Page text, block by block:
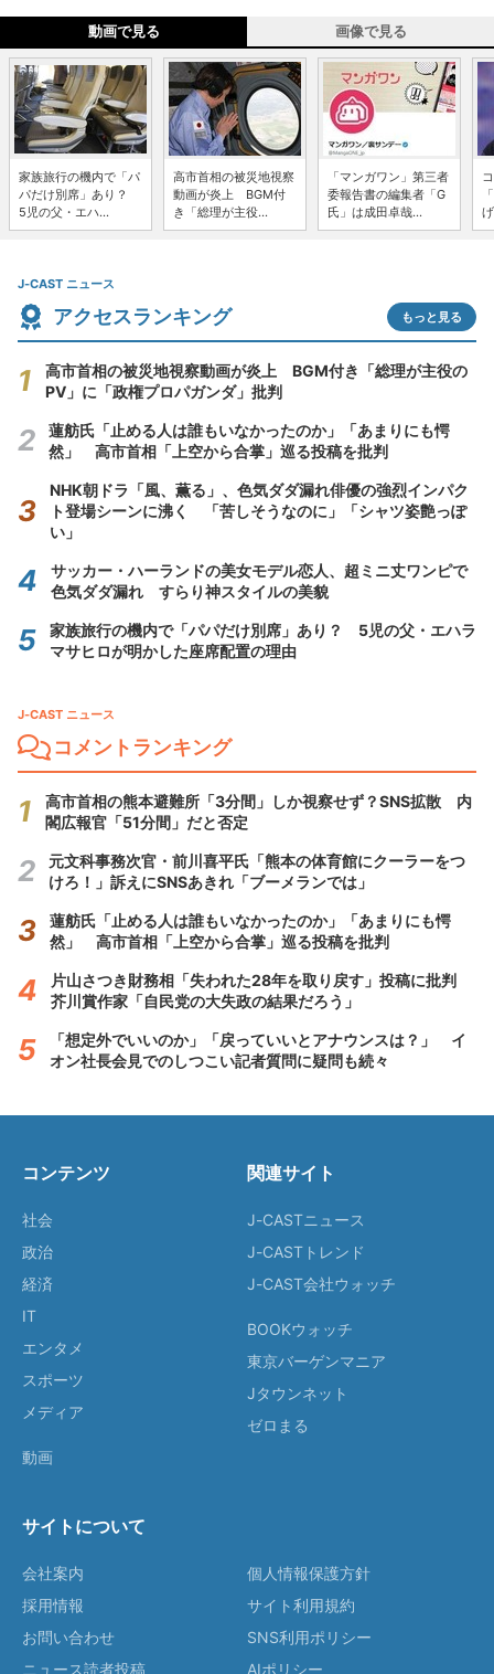
動画で見る 画像で見る
家族旅行の機内で「パ
パだけ別席」あり？
5児の父・エハ...
高市首相の被災地視察
動画が炎上 BGM付
き「総理が主役...
「マンガワン」第三者
委報告書の編集者「G
氏」は成田卓哉...
J-CAST ニュース
アクセスランキング もっと見る
高市首相の被災地視察動画が炎上 BGM付き「総理が主役の
PV」に「政権プロパガンダ」批判
蓮舫氏「止める人は誰もいなかったのか」「あまりにも愕
然」 高市首相「上空から合掌」巡る投稿を批判
NHK朝ドラ「風、薫る」、色気ダダ漏れ俳優の強烈インパク
ト登場シーンに沸く 「苦しそうなのに」「シャツ姿艶っぽ
い」
サッカー・ハーランドの美女モデル恋人、超ミニ丈ワンピで
色気ダダ漏れ すらり神スタイルの美貌
家族旅行の機内で「パパだけ別席」あり？ 5児の父・エハラ
マサヒロが明かした座席配置の理由
J-CAST ニュース
コメントランキング
高市首相の熊本避難所「3分間」しか視察せず？SNS拡散 内
閣広報官「51分間」だと否定
元文科事務次官・前川喜平氏「熊本の体育館にクーラーをつ
けろ！」訴えにSNSあきれ「ブーメランでは」
蓮舫氏「止める人は誰もいなかったのか」「あまりにも愕
然」 高市首相「上空から合掌」巡る投稿を批判
片山さつき財務相「失われた28年を取り戻す」投稿に批判
芥川賞作家「自民党の大失政の結果だろう」
「想定外でいいのか」「戻っていいとアナウンスは？」 イ
オン社長会見でのしつこい記者質問に疑問も続々
コンテンツ
社会
政治
経済
IT
エンタメ
スポーツ
メディア
動画
関連サイト
J-CASTニュース
J-CASTトレンド
J-CAST会社ウォッチ
BOOKウォッチ
東京バーゲンマニア
Jタウンネット
ゼロまる
サイトについて
会社案内
採用情報
お問い合わせ
ニュース読者投稿
個人情報保護方針
サイト利用規約
SNS利用ポリシー
AIポリシー